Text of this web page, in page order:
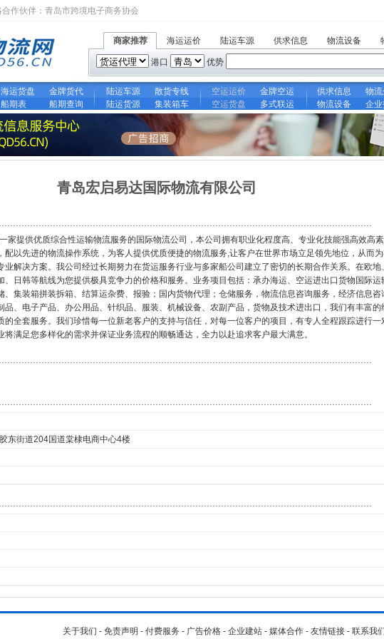
作伙伴： 青岛市跨境电子商务协会
商家推荐 海运运价 陆运车源 供求信息 物流设备
港口 优势
海运货盘 金牌货代 陆运车源 散货专线 空运运价 金牌空运 供求信息 物流
船期表 船期查询 陆运货源 集装箱车 空运货盘 多式联运 物流设备 企
青岛宏启易达国际物流有限公司
家提供优质综合性运输物流服务的国际物流公司，本公司拥有职业化程度高、专业化技能强高效高素
配以先进的物流操作系统，为客人提供优质便捷的物流服务,让客户在世界市场立足领先地位，从而
业解决方案。我公司经过长期努力在货运服务行业与多家船公司建立了密切的长期合作关系。在欧地
、日韩等航线为您提供极具竞争力的价格和服务。业务项目包括：承办海运、空运进出口货物国际运
、集装箱拼装拆箱、结算运杂费、报验；国内货物代理；仓储服务，物流信息咨询服务，经济信息咨
品、电子产品、办公用品、针织品、服装、机械设备、农副产品，货物及技术进出口，我们有丰富的
的全套服务。我们珍惜每一位新老客户的支持与信任，对每一位客户的项目，有专人全程跟踪进行一
满足您多样化的需求并保证业务流程的顺畅通达，全力以赴追求客户最大满意。
东街道204国道棠棣电商中心4楼
关于我们 - 免责声明 - 付费服务 - 广告价格 - 企业建站 - 媒体合作 - 友情链接 - 联系我